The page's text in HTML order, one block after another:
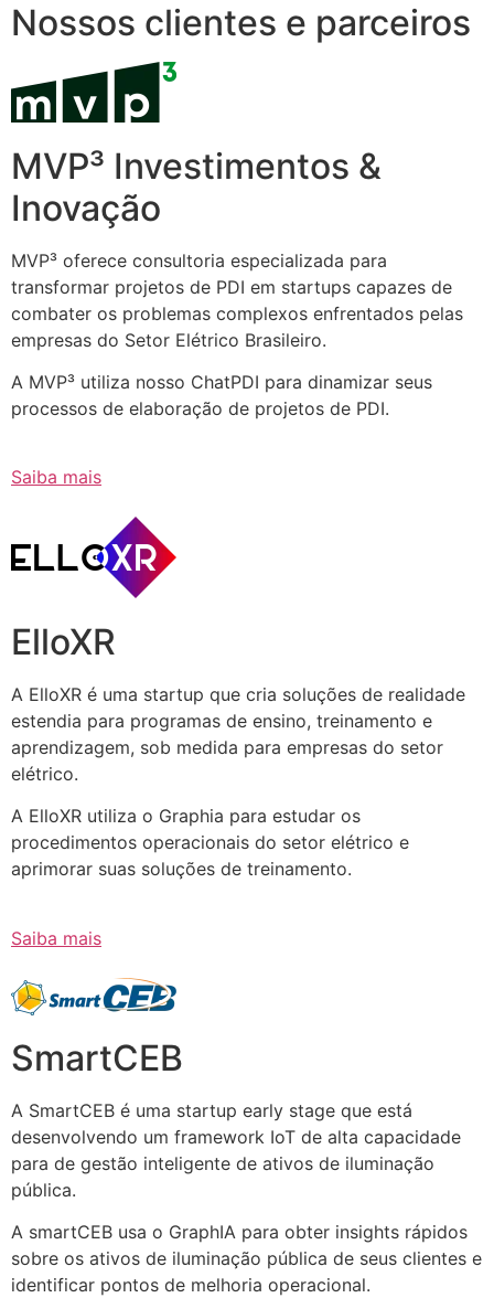
Nossos clientes e parceiros
MVP³ Investimentos &
Inovação
MVP³ oferece consultoria especializada para
transformar projetos de PDI em startups capazes de
combater os problemas complexos enfrentados pelas
empresas do Setor Elétrico Brasileiro.
A MVP³ utiliza nosso ChatPDI para dinamizar seus
processos de elaboração de projetos de PDI.
Saiba mais
ElloXR
A ElloXR é uma startup que cria soluções de realidade
estendia para programas de ensino, treinamento e
aprendizagem, sob medida para empresas do setor
elétrico.
A ElloXR utiliza o Graphia para estudar os
procedimentos operacionais do setor elétrico e
aprimorar suas soluções de treinamento.
Saiba mais
SmartCEB
A SmartCEB é uma startup early stage que está
desenvolvendo um framework IoT de alta capacidade
para de gestão inteligente de ativos de iluminação
pública.
A smartCEB usa o GraphIA para obter insights rápidos
sobre os ativos de iluminação pública de seus clientes e
identificar pontos de melhoria operacional.